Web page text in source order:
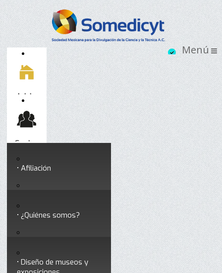
Inicio
Socios
Afiliación
Testimonios
Somedicyt
¿Quiénes somos?
Consejo Directivo
Servicios
Diseño de museos y